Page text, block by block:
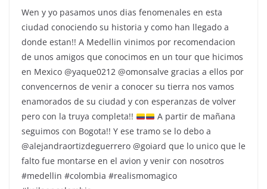
Wen y yo pasamos unos dias fenomenales en esta
ciudad conociendo su historia y como han llegado a
donde estan!! A Medellin vinimos por recomendacion
de unos amigos que conocimos en un tour que hicimos
en Mexico @yaque0212 @omonsalve gracias a ellos por
convencernos de venir a conocer su tierra nos vamos
enamorados de su ciudad y con esperanzas de volver
pero con la truya completa!!
A partir de mañana
seguimos con Bogota!! Y ese tramo se lo debo a
@alejandraortizdeguerrero @goiard que lo unico que le
falto fue montarse en el avion y venir con nosotros
#medellin #colombia #realismomagico